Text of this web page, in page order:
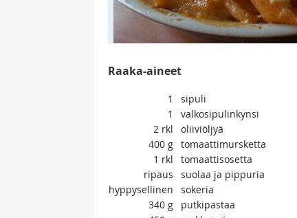
Raaka-aineet
1
sipuli
1
valkosipulinkynsi
2 rkl
oliiviöljyä
400 g tomaattimursketta
1 rkl
tomaattisosetta
ripaus
suolaa ja pippuria
hyppysellinen
sokeria
340 g
putkipastaa